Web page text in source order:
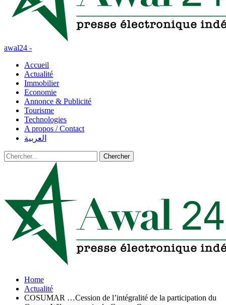
awal24 -
Accueil
Actualité
Immobilier
Economie
Annonce & Publicité
Tourisme
Technologies
A propos / Contact
العربية
Home
Actualité
COSUMAR …Cession de l’intégralité de la participation du